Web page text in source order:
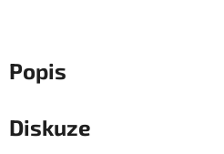
Popis
Diskuze